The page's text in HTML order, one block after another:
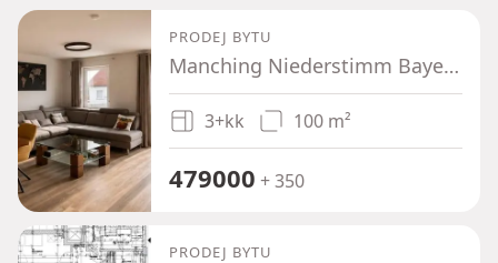
PRODEJ BYTU
Manching Niederstimm Bayern 85077
3+kk 100 m²
479000 + 350
PRODEJ BYTU